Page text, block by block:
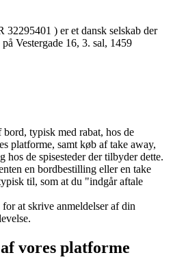
) er et dansk selskab der
Vestergade 16, 3. sal, 1459
typisk med rabat, hos de
platforme, samt køb af take away,
hos de spisesteder der tilbyder dette.
en bordbestilling eller en take
til, som at du "indgår aftale
at skrive anmeldelser af din
vores platforme